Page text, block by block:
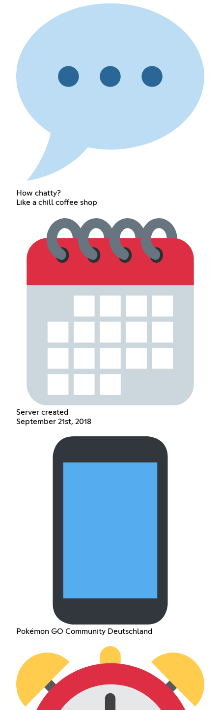
How chatty?
Like a chill coffee shop
Server created
September 21st, 2018
Pokémon GO Community Deutschland